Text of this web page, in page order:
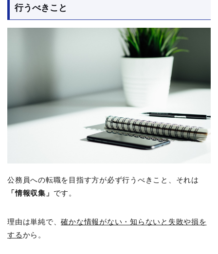
行うべきこと
公務員への転職を目指す方が必ず行うべきこと、それは
「情報収集」 です。
理由は単純で、確かな情報がない・知らないと失敗や損を
するから。